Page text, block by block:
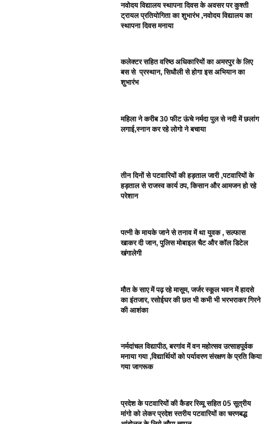
नवोदय विद्यालय स्थापना दिवस के अवसर पर कुश्ती
ट्रायल प्रतियोगिता का शुभारंभ ,नवोदय विद्यालय का
स्थापना दिवस मनाया
कलेक्टर सहित वरिष्ठ अधिकारियों का अमरपुर के लिए
बस से प्रस्थान, सिधौली से होगा इस अभियान का
शुभारंभ
महिला ने करीब 30 फीट ऊंचे नर्मदा पुल से नदी में छलांग
लगाई,स्नान कर रहे लोगो ने बचाया
तीन दिनों से पटवारियों की हड़ताल जारी ,पटवारियों के
हड़ताल से राजस्व कार्य ठप, किसान और आमजन हो रहे
परेशान
पत्नी के मायके जाने से तनाव में था युवक , सल्फास
खाकर दी जान, पुलिस मोबाइल चैट और कॉल डिटेल
खंगालेगी
मौत के साए में पढ़ रहे मासूम, जर्जर स्कूल भवन में हादसे
का इंतजार, रसोईघर की छत भी कभी भी भरभराकर गिरने
की आशंका
नर्मदांचल विद्यापीठ, बरगांव में वन महोत्सव उत्साहपूर्वक
मनाया गया ,विद्यार्थियों को पर्यावरण संरक्षण के प्रति किया
गया जागरूक
प्रदेश के पटवारियों की कैडर रिव्यू सहित 05 सूत्रीय
मांगो को लेकर प्रदेश स्तरीय पटवारियों का चरणबद्ध